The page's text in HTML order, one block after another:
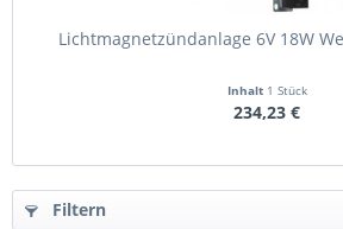
Lichtmagnetzündanlage 6V 18W
Inhalt 1 Stück
234,23 €
Filtern